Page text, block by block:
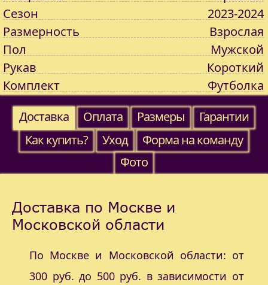
Сезон
2023-2024
Размерность
Взрослая
Пол
Мужской
Рукав
Короткий
Комплект
Футболка
Доставка
Оплата Размеры
Гарантии
Как купить?
Уход
Форма на команду
Фото
Доставка по Москве и
Московской области
По Москве и Московской области: от
300 руб. до 500 руб. в зависимости от